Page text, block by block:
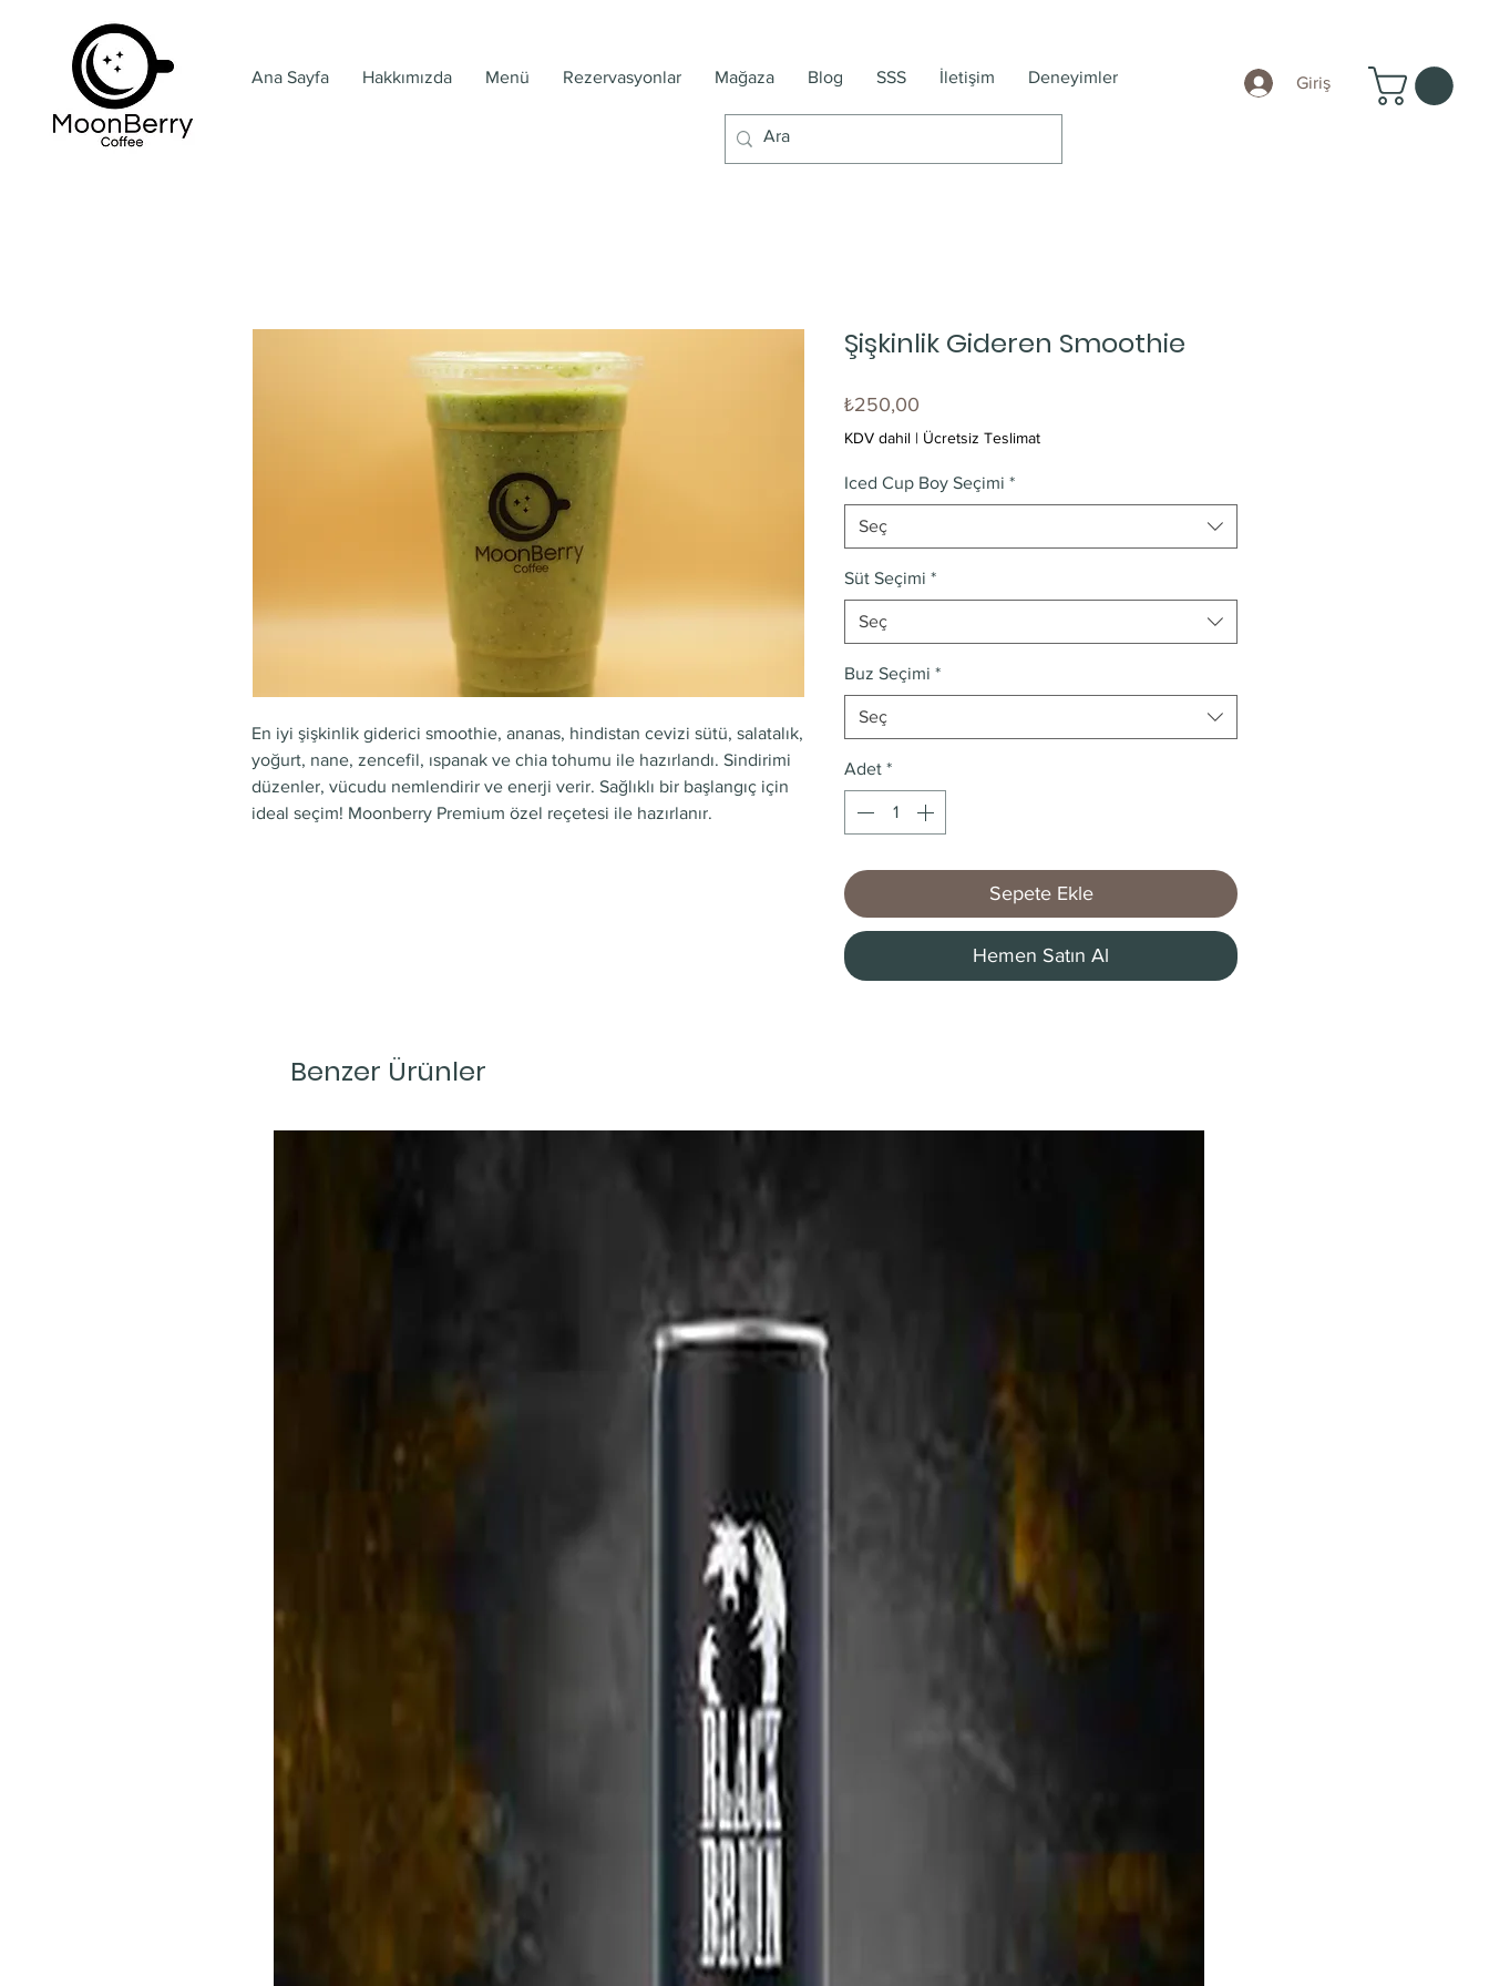
Ana Sayfa Hakkımızda Menü Rezervasyonlar Mağaza Blog SSS İletişim Deneyimler Giriş
En iyi şişkinlik giderici smoothie, ananas, hindistan cevizi sütü, salatalık,
yoğurt, nane, zencefil, ıspanak ve chia tohumu ile hazırlandı. Sindirimi
düzenler, vücudu nemlendirir ve enerji verir. Sağlıklı bir başlangıç için
ideal seçim! Moonberry Premium özel reçetesi ile hazırlanır.
Şişkinlik Gideren Smoothie
₺250,00
KDV dahil | Ücretsiz Teslimat
Iced Cup Boy Seçimi *
Seç
Süt Seçimi *
Seç
Buz Seçimi *
Seç
Adet *
Sepete Ekle
Hemen Satın Al
Benzer Ürünler